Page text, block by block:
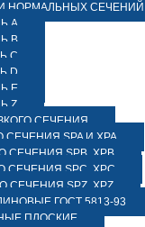
НОРМАЛЬНЫХ СЕЧЕНИЙ
A
B
C
D
E
Z
СЕЧЕНИЯ
SPA И XPA
SPB, XPB
SPC, XPC
SPZ, XPZ
ГОСТ 5813-93
ПЛОСКИЕ